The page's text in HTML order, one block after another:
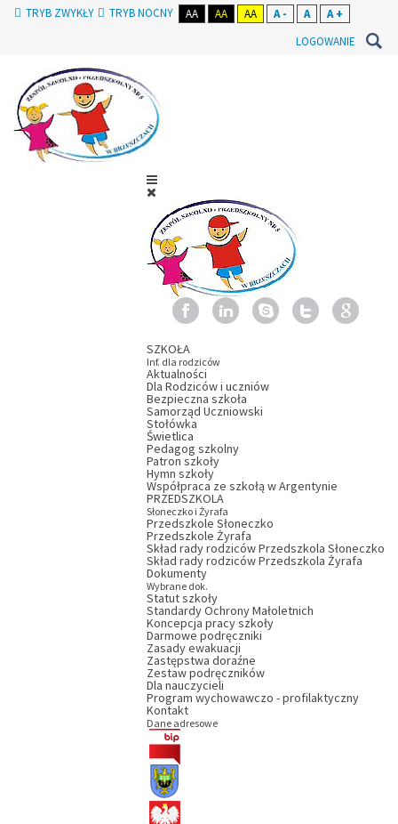
TRYB ZWYKŁY TRYB NOCNY AA AA AA A - A
A +
LOGOWANIE
SZKOŁA
Inf. dla rodziców
Aktualności
Dla Rodziców i uczniów
Bezpieczna szkoła
Samorząd Uczniowski
Stołówka
Świetlica
Pedagog szkolny
Patron szkoły
Hymn szkoły
Współpraca ze szkołą w Argentynie
PRZEDSZKOLA
Słoneczko i Żyrafa
Przedszkole Słoneczko
Przedszkole Żyrafa
Skład rady rodziców Przedszkola Słoneczko
Skład rady rodziców Przedszkola Żyrafa
Dokumenty
Wybrane dok.
Statut szkoły
Standardy Ochrony Małoletnich
Koncepcja pracy szkoły
Darmowe podręczniki
Zasady ewakuacji
Zastępstwa doraźne
Zestaw podręczników
Dla nauczycieli
Program wychowawczo - profilaktyczny
Kontakt
Dane adresowe